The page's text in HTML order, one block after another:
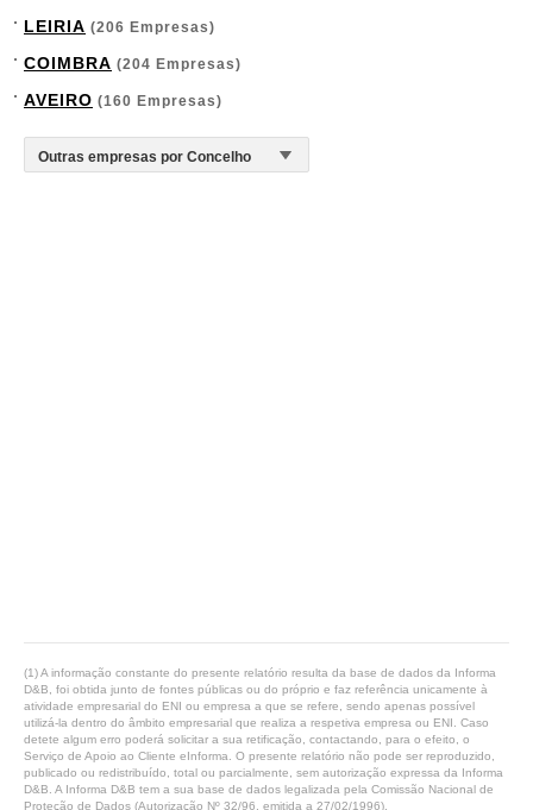
LEIRIA (206 Empresas)
COIMBRA (204 Empresas)
AVEIRO (160 Empresas)
(1) A informação constante do presente relatório resulta da base de dados da Informa
D&B, foi obtida junto de fontes públicas ou do próprio e faz referência unicamente à
atividade empresarial do ENI ou empresa a que se refere, sendo apenas possível
utilizá-la dentro do âmbito empresarial que realiza a respetiva empresa ou ENI. Caso
detete algum erro poderá solicitar a sua retificação, contactando, para o efeito, o
Serviço de Apoio ao Cliente eInforma. O presente relatório não pode ser reproduzido,
publicado ou redistribuído, total ou parcialmente, sem autorização expressa da Informa
D&B. A Informa D&B tem a sua base de dados legalizada pela Comissão Nacional de
Proteção de Dados (Autorização Nº 32/96, emitida a 27/02/1996).